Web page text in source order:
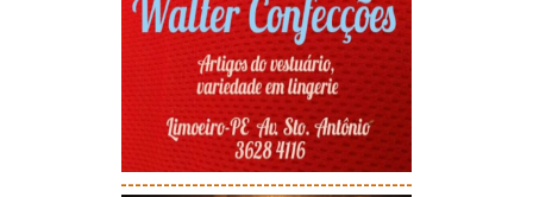
-----------------------------------------